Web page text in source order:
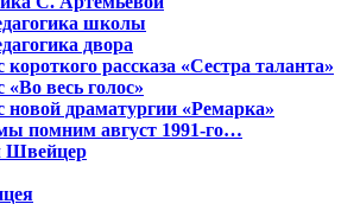
школы
двора
короткого рассказа «Сестра таланта»
«Во весь голос»
новой драматургии «Ремарка»
помним август 1991-го…
Швейцер